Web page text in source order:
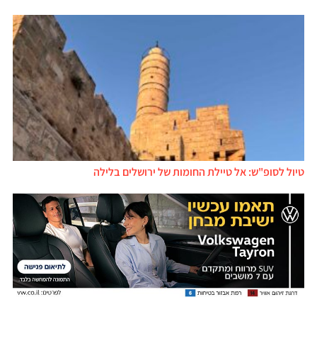
טיול לסופ"ש: אל טיילת החומות של ירושלים בלילה